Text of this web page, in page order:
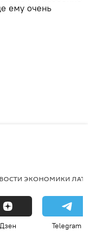
ему очень
ЭКОНОМИКИ
Дзен Telegram